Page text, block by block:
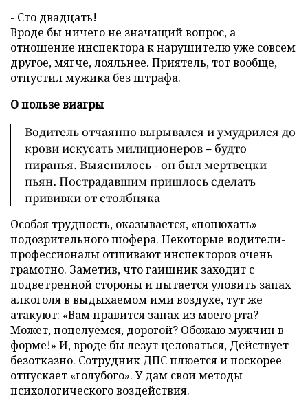
- Сто двадцать!
Вроде бы ничего не значащий вопрос, а
отношение инспектора к нарушителю уже совсем
другое, мягче, лояльнее. Приятель, тот вообще,
отпустил мужика без штрафа.
О пользе виагры
Водитель отчаянно вырывался и умудрился до
крови искусать милиционеров – будто
пиранья. Выяснилось - он был мертвецки
пьян. Пострадавшим пришлось сделать
прививки от столбняка
Особая трудность, оказывается, «понюхать»
подозрительного шофера. Некоторые водители-
профессионалы отшивают инспекторов очень
грамотно. Заметив, что гаишник заходит с
подветренной стороны и пытается уловить запах
алкоголя в выдыхаемом ими воздухе, тут же
атакуют: «Вам нравится запах из моего рта?
Может, поцелуемся, дорогой? Обожаю мужчин в
форме!» И, вроде бы лезут целоваться, Действует
безотказно. Сотрудник ДПС плюется и поскорее
отпускает «голубого». У дам свои методы
психологического воздействия.